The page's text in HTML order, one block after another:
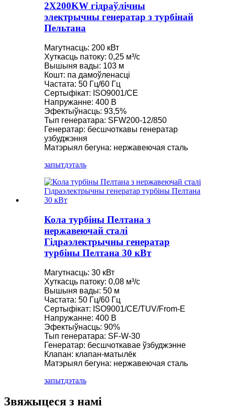
2X200KW гідраўлічны
электрычны генератар з турбінай
Пельтана
Магутнасць: 200 кВт
Хуткасць патоку: 0,25 м³/с
Вышыня вады: 103 м
Кошт: па дамоўленасці
Частата: 50 Гц/60 Гц
Сертыфікат: ISO9001/CE
Напружанне: 400 В
Эфектыўнасць: 93,5%
Тып генератара: SFW200-12/850
Генератар: бесшчоткавы генератар
узбуджэння
Матэрыял бегуна: нержавеючая сталь
запытдэталь
Кола турбіны Пелтана з
нержавеючай сталі
Гідраэлектрычны генератар
турбіны Пелтана 30 кВт
Магутнасць: 30 кВт
Хуткасць патоку: 0,08 м³/с
Вышыня вады: 50 м
Частата: 50 Гц/60 Гц
Сертыфікат: ISO9001/CE/TUV/From-E
Напружанне: 400 В
Эфектыўнасць: 90%
Тып генератара: SF-W-30
Генератар: бесшчоткавае ўзбуджэнне
Клапан: клапан-матылёк
Матэрыял бегуна: нержавеючая сталь
запытдэталь
Звяжыцеся з намі